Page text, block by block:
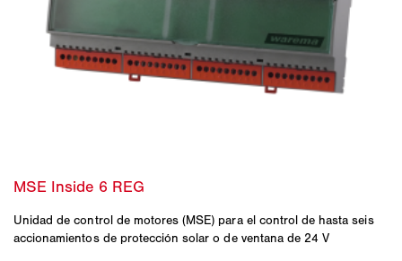
Unidad de control de motores (MSE) para el control de hasta seis
accionamientos de protección solar o de ventana de 24 V